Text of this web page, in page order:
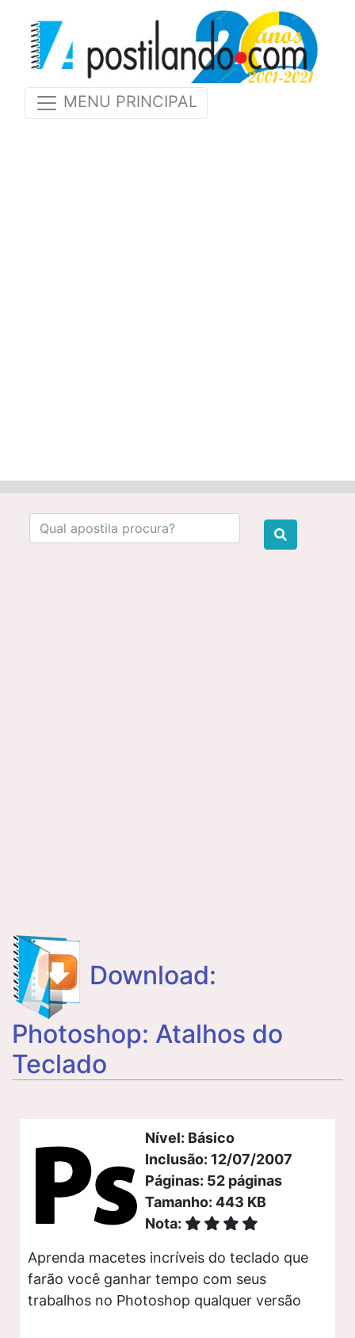
MENU PRINCIPAL
Download:
Photoshop: Atalhos do
Teclado
Nível: Básico
Inclusão: 12/07/2007
Páginas: 52 páginas
Tamanho: 443 KB
Nota:
Aprenda macetes incríveis do teclado que
farão você ganhar tempo com seus
trabalhos no Photoshop qualquer versão